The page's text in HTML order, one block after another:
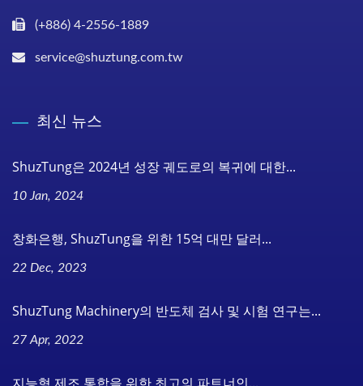
(+886) 4-2556-1889
service@shuztung.com.tw
최신 뉴스
ShuzTung은 2024년 성장 궤도로의 복귀에 대한...
10 Jan, 2024
창화은행, ShuzTung을 위한 15억 대만 달러...
22 Dec, 2023
ShuzTung Machinery의 반도체 검사 및 시험 연구는...
27 Apr, 2022